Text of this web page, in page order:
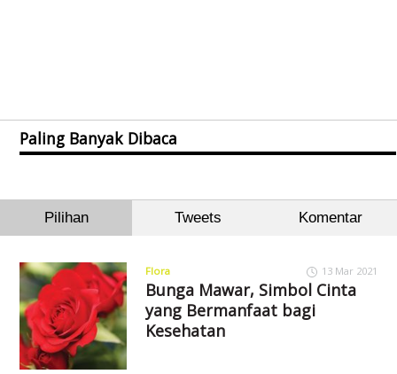
Paling Banyak Dibaca
Pilihan Tweets Komentar
Flora 13 Mar 2021
Bunga Mawar, Simbol Cinta
yang Bermanfaat bagi
Kesehatan